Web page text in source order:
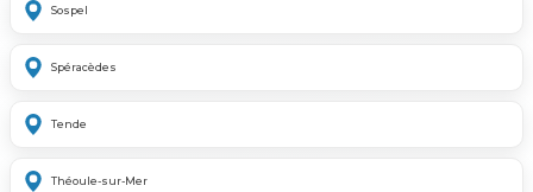
Sospel
Spéracèdes
Tende
Théoule-sur-Mer